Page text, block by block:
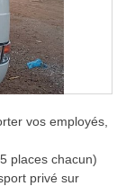
vos employés,
places chacun)
privé sur